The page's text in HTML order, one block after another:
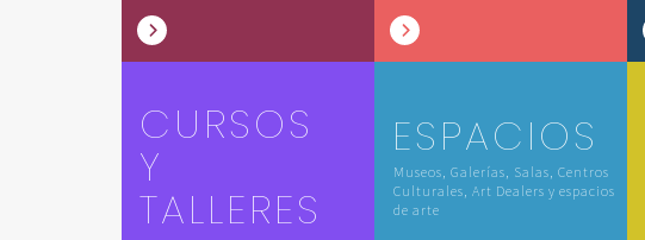
CURSOS
Y
TALLERES
ESPACIOS
Museos, Galerías, Salas, Centros
Culturales, Art Dealers y espacios
de arte